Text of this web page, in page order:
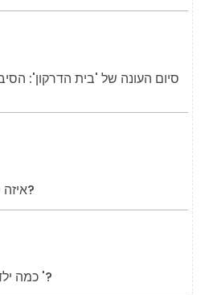
סיום העונה של 'בית הדרקון':
איזה סלבריטאים צופים במשקל?
כמה ילדים יש לבנדיקט קמברבאץ '?